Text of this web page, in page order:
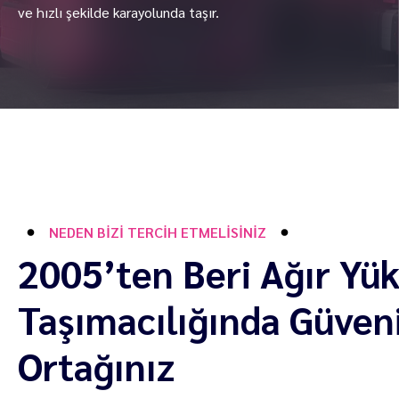
ve hızlı şekilde karayolunda taşır.
NEDEN BIZI TERCIH ETMELISINIZ
2005’ten Beri Ağır Yük
Taşımacılığında
Ortağınız